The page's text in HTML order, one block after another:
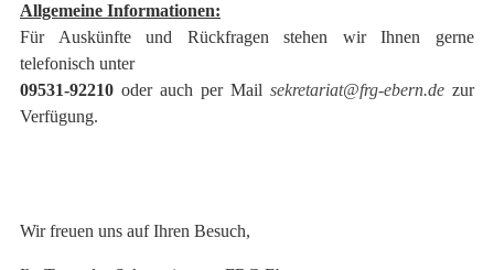
Allgemeine Informationen:
Für Auskünfte und Rückfragen stehen wir Ihnen gerne
telefonisch unter
09531-92210 oder auch per Mail sekretariat@frg-ebern.de zur
Verfügung.
Wir freuen uns auf Ihren Besuch,